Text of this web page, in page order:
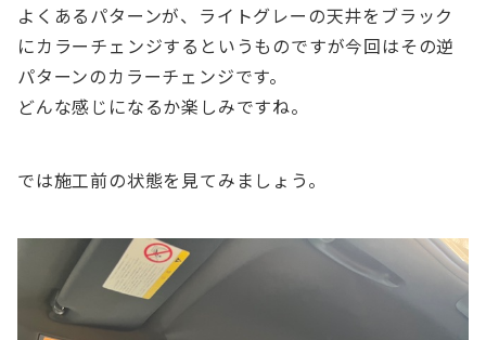
よくあるパターンが、ライトグレーの天井をブラック
にカラーチェンジするというものですが今回はその逆
パターンのカラーチェンジです。
どんな感じになるか楽しみですね。
では施工前の状態を見てみましょう。